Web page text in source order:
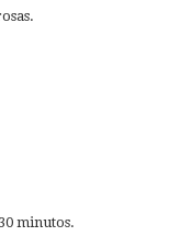
minutos.